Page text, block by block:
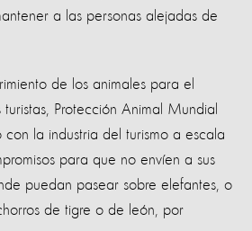
a las personas alejadas de
de los animales para el
Protección Animal Mundial
la industria del turismo a escala
para que no envíen a sus
puedan pasear sobre elefantes, o
de tigre o de león, por